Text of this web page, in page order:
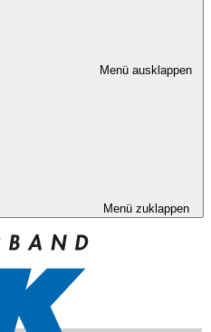
Menü ausklappen
Menü zuklappen